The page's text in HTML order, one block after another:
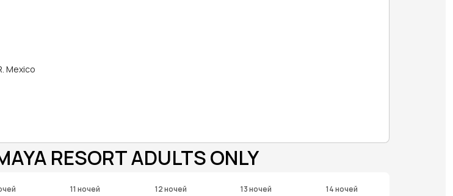
Mexico
RESORT ADULTS ONLY
11 ночей 12 ночей 13 ночей 14 ночей